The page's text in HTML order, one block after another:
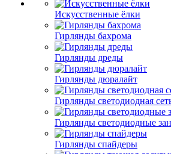
Искусственные ёлки
Гирлянды бахрома
Гирлянды дреды
Гирлянды дюралайт
Гирлянды светодиодная
Гирлянды светодиодные
Гирлянды спайдеры